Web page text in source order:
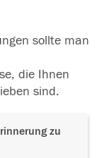
sollte man
die Ihnen
sind.
zu